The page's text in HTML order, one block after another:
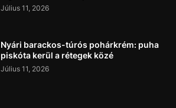
Július 11, 2026
Nyári barackos-túrós pohárkrém: puha
piskóta kerül a rétegek közé
Július 11, 2026